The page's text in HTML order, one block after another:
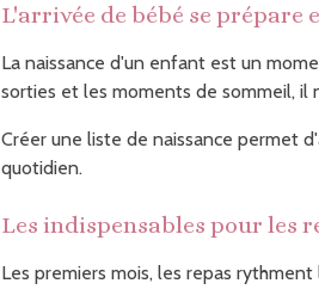
L'arrivée de bébé se prépare
La naissance d'un enfant est un
sorties et les moments de sommeil, il
Créer une liste de naissance permet
quotidien.
Les indispensables pour les
Les premiers mois, les repas